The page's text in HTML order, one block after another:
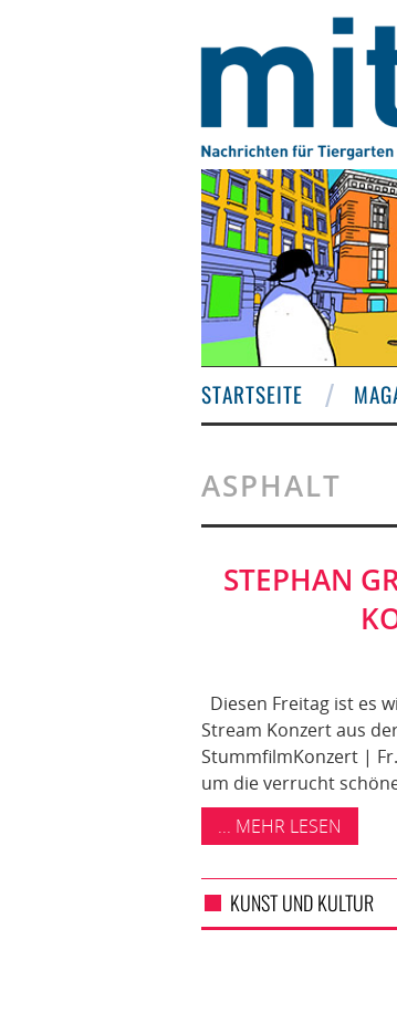
STARTSEITE
ASPHALT
STEPHAN
Diesen Freitag ist es
Stream Konzert aus
StummfilmKonzert |
um die verrucht
... MEHR LESEN
KUNST UND KULTUR